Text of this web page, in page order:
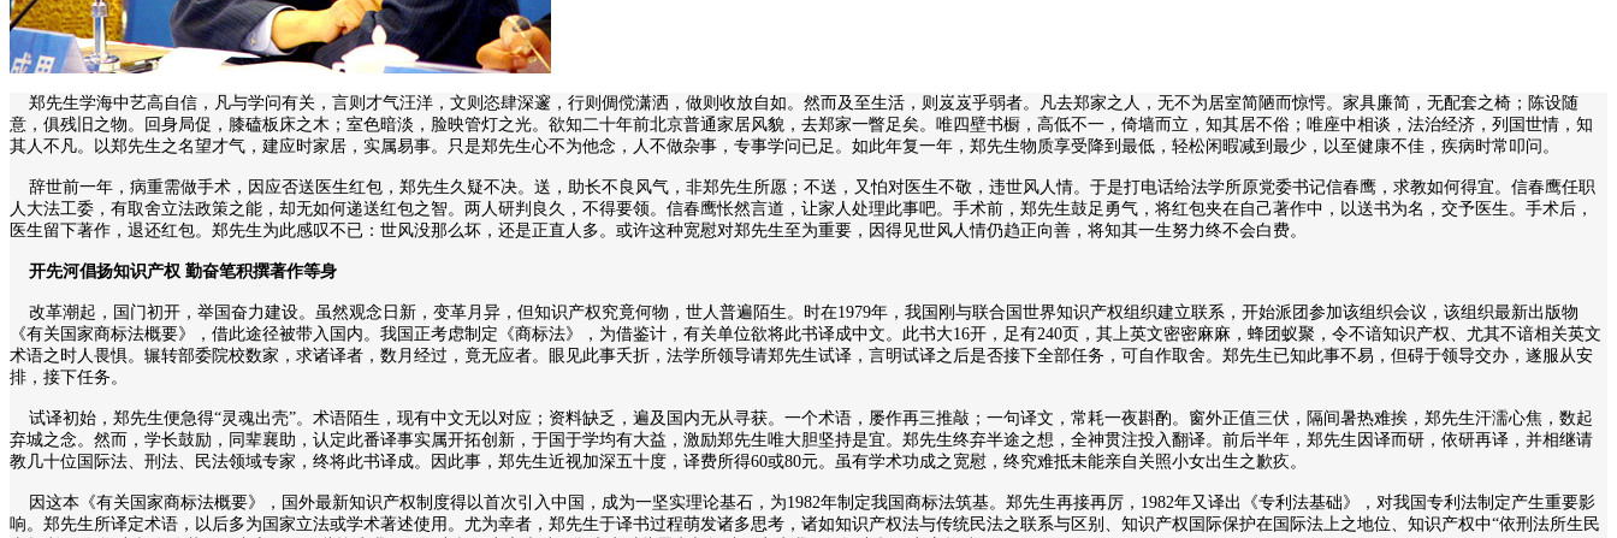
郑先生学海中艺高自信，凡与学问有关，言则才气汪洋，文则恣肆深邃，行则倜傥潇洒，做则收放自如。然而及至生活，则岌岌乎弱者。凡去郑家之人，无不为居室简陋而惊愕。家具廉简，无配套之椅；陈设随
意，俱残旧之物。回身局促，膝磕板床之木；室色暗淡，脸映管灯之光。欲知二十年前北京普通家居风貌，去郑家一瞥足矣。唯四壁书橱，高低不一，倚墙而立，知其居不俗；唯座中相谈，法治经济，列国世情，知
其人不凡。以郑先生之名望才气，建应时家居，实属易事。只是郑先生心不为他念，人不做杂事，专事学问已足。如此年复一年，郑先生物质享受降到最低，轻松闲暇减到最少，以至健康不佳，疾病时常叩问。
辞世前一年，病重需做手术，因应否送医生红包，郑先生久疑不决。送，助长不良风气，非郑先生所愿；不送，又怕对医生不敬，违世风人情。于是打电话给法学所原党委书记信春鹰，求教如何得宜。信春鹰任职
人大法工委，有取舍立法政策之能，却无如何递送红包之智。两人研判良久，不得要领。信春鹰怅然言道，让家人处理此事吧。手术前，郑先生鼓足勇气，将红包夹在自己著作中，以送书为名，交予医生。手术后，
医生留下著作，退还红包。郑先生为此感叹不已：世风没那么坏，还是正直人多。或许这种宽慰对郑先生至为重要，因得见世风人情仍趋正向善，将知其一生努力终不会白费。
开先河倡扬知识产权 勤奋笔积撰著作等身
改革潮起，国门初开，举国奋力建设。虽然观念日新，变革月异，但知识产权究竟何物，世人普遍陌生。时在1979年，我国刚与联合国世界知识产权组织建立联系，开始派团参加该组织会议，该组织最新出版物
《有关国家商标法概要》，借此途径被带入国内。我国正考虑制定《商标法》，为借鉴计，有关单位欲将此书译成中文。此书大16开，足有240页，其上英文密密麻麻，蜂团蚁聚，令不谙知识产权、尤其不谙相关英文
术语之时人畏惧。辗转部委院校数家，求诸译者，数月经过，竟无应者。眼见此事夭折，法学所领导请郑先生试译，言明试译之后是否接下全部任务，可自作取舍。郑先生已知此事不易，但碍于领导交办，遂服从安
排，接下任务。
试译初始，郑先生便急得“灵魂出壳”。术语陌生，现有中文无以对应；资料缺乏，遍及国内无从寻获。一个术语，屡作再三推敲；一句译文，常耗一夜斟酌。窗外正值三伏，隔间暑热难挨，郑先生汗濡心焦，数起
弃城之念。然而，学长鼓励，同辈襄助，认定此番译事实属开拓创新，于国于学均有大益，激励郑先生唯大胆坚持是宜。郑先生终弃半途之想，全神贯注投入翻译。前后半年，郑先生因译而研，依研再译，并相继请
教几十位国际法、刑法、民法领域专家，终将此书译成。因此事，郑先生近视加深五十度，译费所得60或80元。虽有学术功成之宽慰，终究难抵未能亲自关照小女出生之歉疚。
因这本《有关国家商标法概要》，国外最新知识产权制度得以首次引入中国，成为一坚实理论基石，为1982年制定我国商标法筑基。郑先生再接再厉，1982年又译出《专利法基础》，对我国专利法制定产生重要影
响。郑先生所译定术语，以后多为国家立法或学术著述使用。尤为幸者，郑先生于译书过程萌发诸多思考，诸如知识产权法与传统民法之联系与区别、知识产权国际保护在国际法上之地位、知识产权中“依刑法所生民